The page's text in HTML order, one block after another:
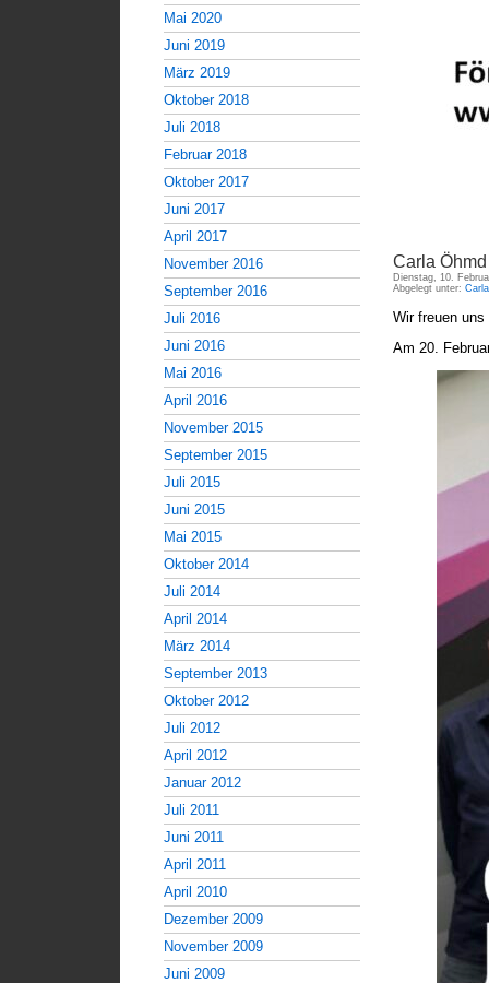
Mai 2020
Juni 2019
März 2019
Oktober 2018
Juli 2018
Februar 2018
Oktober 2017
Juni 2017
April 2017
November 2016
September 2016
Juli 2016
Juni 2016
Mai 2016
April 2016
November 2015
September 2015
Juli 2015
Juni 2015
Mai 2015
Oktober 2014
Juli 2014
April 2014
März 2014
September 2013
Oktober 2012
Juli 2012
April 2012
Januar 2012
Juli 2011
Juni 2011
April 2011
April 2010
Dezember 2009
November 2009
Juni 2009
Carla
Dienstag, 10.
Abgelegt unter:
Wir freuen
Am 20.